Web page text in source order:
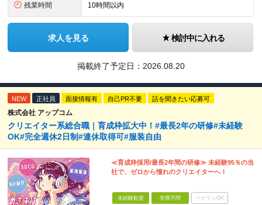
残業時間 10時間以内
求人を見る 検討中に入れる
掲載終了予定日： 2026.08.20
NEW 正社員 面接情報有 自己PR不要 話を聞きたい応募可
株式会社 アップコム
クリエイター系総合職｜育成枠拡大中！#最長2年の研修#未経験
OK#完全週休2日制#連休取得可#服装自由
≪育成枠採用/最長2年間の研修≫ 未経験95％の当
社で、ゼロから憧れのクリエイターへ！
未経験歓迎 学歴不問 ベテランOK